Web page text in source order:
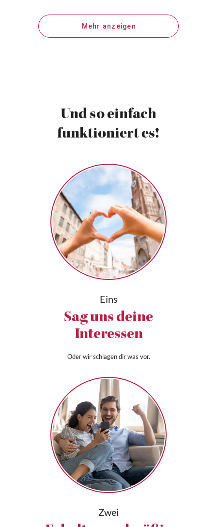
Mehr anzeigen
Und so einfach
funktioniert es!
Eins
Sag uns deine
Interessen
Oder wir schlagen dir was vor.
Zwei